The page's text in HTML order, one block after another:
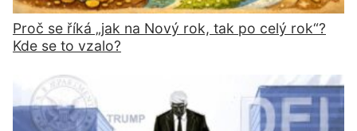
Proč se říká „jak na Nový rok, tak po celý rok“?
Kde se to vzalo?